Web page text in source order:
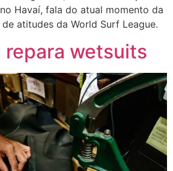
Havaí, fala do atual momento da
atitudes da World Surf League.
repara wetsuits